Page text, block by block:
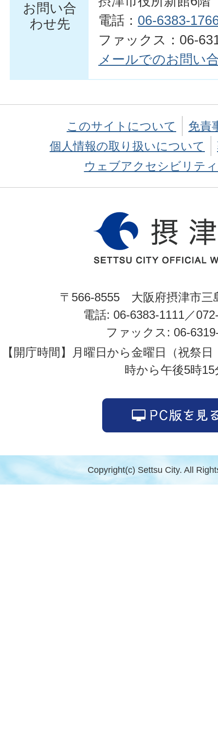
お問い合
わせ先
電話： 06-6383-
ファックス：06-
メールでのお問い
このサイトについて
免責
個人情報の取り扱いについて
ウェブアクセシビリテ
〒566-8555 大阪府摂津市三
電話: 06-6383-1111／
ファックス: 06-
【開庁時間】月曜日から金曜日（祝祭
時から午後5時15
Copyright(c) Settsu City. All